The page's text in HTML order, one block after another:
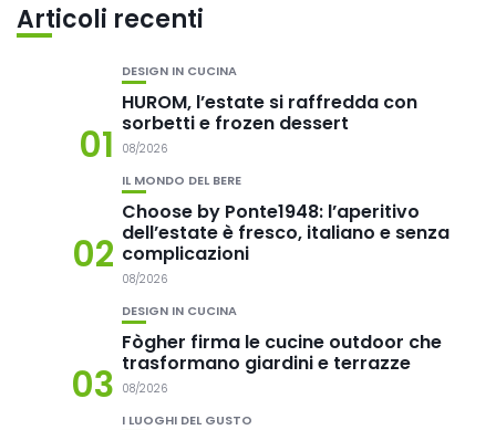
Articoli recenti
01
DESIGN IN CUCINA
HUROM, l’estate si raffredda con
sorbetti e frozen dessert
08/2026
02
IL MONDO DEL BERE
Choose by Ponte1948: l’aperitivo
dell’estate è fresco, italiano e senza
complicazioni
08/2026
03
DESIGN IN CUCINA
Fògher firma le cucine outdoor che
trasformano giardini e terrazze
08/2026
I LUOGHI DEL GUSTO